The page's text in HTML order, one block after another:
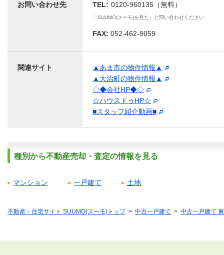
お問い合わせ先 TEL: 0120-960135（無料）
「SUUMO(スーモ)を見た」と問い合わせください
FAX: 052-462-8059
関連サイト
▲あま市の物件情報▲
▲大治町の物件情報▲
◇◆会社HP◆◇
☆ハウスドゥHP☆
■スタッフ紹介動画■
種別から不動産売却・査定の情報を見る
マンション 一戸建て 土地
不動産・住宅サイト SUUMO(スーモ)トップ 中古一戸建て 中古一戸建て